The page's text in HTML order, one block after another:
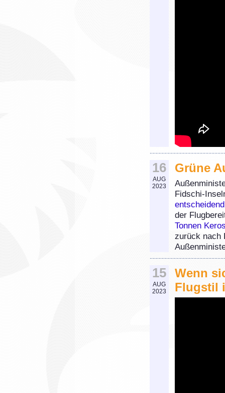
16
AUG
2023
Grüne
Fidschi-
der
Tonnen
zurück nach
15
AUG
2023
Wenn
Flugstil